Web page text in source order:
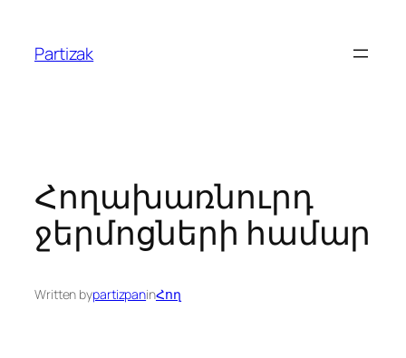
content
Partizak
Հողախառնուրդ
ջերմոցների համար
Written bypartizpaninՀող